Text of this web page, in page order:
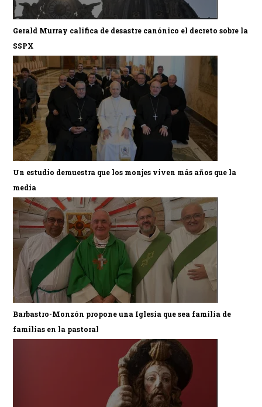
Gerald Murray califica de desastre canónico el decreto sobre la
SSPX
Un estudio demuestra que los monjes viven más años que la
media
Barbastro-Monzón propone una Iglesia que sea familia de
familias en la pastoral